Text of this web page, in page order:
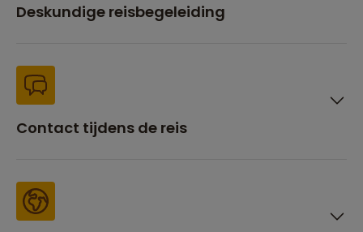
Deskundige reisbegeleiding
Contact tijdens de reis